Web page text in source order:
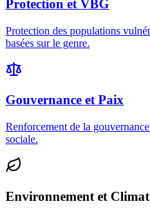
Protection et VBG
Protection des populations
basées sur le genre.
Gouvernance et Paix
Renforcement de la
sociale.
Environnement et Climat